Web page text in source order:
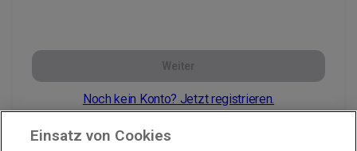
Weiter
Noch kein Konto? Jetzt registrieren.
Einsatz von Cookies